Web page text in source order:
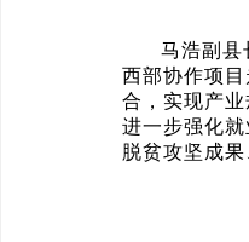
马浩副县
西部协作项
合，实现产
进一步强化
脱贫攻坚成